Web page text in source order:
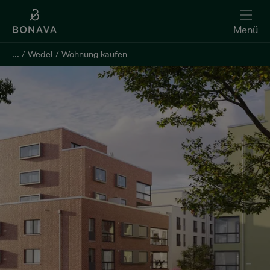
Menü
... / Wedel / Wohnung kaufen